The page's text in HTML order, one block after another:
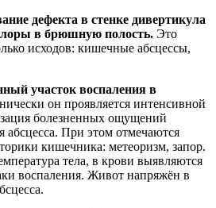
дефекта в стенке дивертикула
в брюшную полость. Это
исходов: кишечные абсцессы,
участок воспаления в
он проявляется интенсивной
болезненных ощущений
абсцесса. При этом отмечаются
кишечника: метеоризм, запор.
тела, в крови выявляются
воспаления. Живот напряжён в